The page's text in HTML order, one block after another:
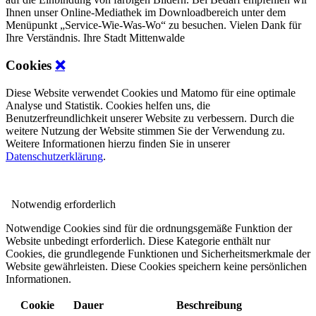
Ihnen unser Online-Mediathek im Downloadbereich unter dem
Menüpunkt „Service-Wie-Was-Wo“ zu besuchen. Vielen Dank für
Ihre Verständnis. Ihre Stadt Mittenwalde
Cookies ❌
Diese Website verwendet Cookies und Matomo für eine optimale
Analyse und Statistik. Cookies helfen uns, die
Benutzerfreundlichkeit unserer Website zu verbessern. Durch die
weitere Nutzung der Website stimmen Sie der Verwendung zu.
Weitere Informationen hierzu finden Sie in unserer
Datenschutzerklärung.
Notwendig erforderlich
Notwendige Cookies sind für die ordnungsgemäße Funktion der
Website unbedingt erforderlich. Diese Kategorie enthält nur
Cookies, die grundlegende Funktionen und Sicherheitsmerkmale der
Website gewährleisten. Diese Cookies speichern keine persönlichen
Informationen.
Cookie Dauer
Beschreibung